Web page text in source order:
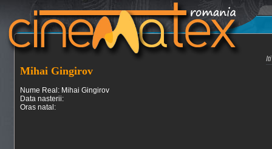
Mihai Gingirov
Nume Real: Mihai Gingirov
Data nasterii:
Oras natal: